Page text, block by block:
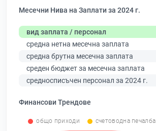
Месечни Нива на Заплати за 2024 г.
вид заплата / персонал
средна нетна месечна заплата
средна брутна месечна заплата
среден бюджет за месечна заплата
средносписъчен персонал за 2024 г.
Финансови Трендове
общо приходи счетоводна печалба